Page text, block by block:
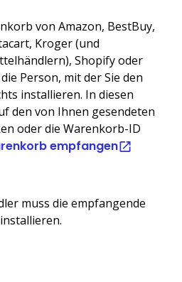
von Amazon, BestBuy,
Kroger (und
Shopify oder
Person, mit der Sie den
installieren. In diesen
den von Ihnen gesendeten
oder die Warenkorb-ID
empfangen
muss die empfangende